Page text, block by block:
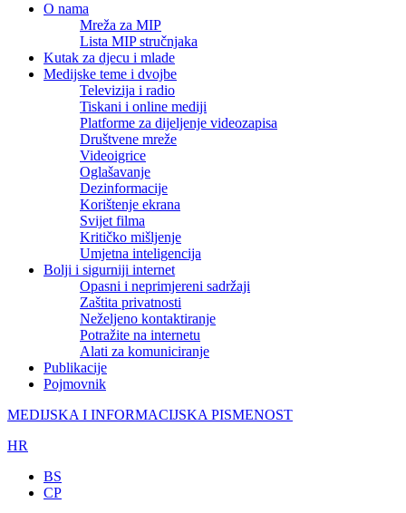
O nama
Mreža za MIP
Lista MIP stručnjaka
Kutak za djecu i mlade
Medijske teme i dvojbe
Televizija i radio
Tiskani i online mediji
Platforme za dijeljenje videozapisa
Društvene mreže
Videoigrice
Oglašavanje
Dezinformacije
Korištenje ekrana
Svijet filma
Kritičko mišljenje
Umjetna inteligencija
Bolji i sigurniji internet
Opasni i neprimjereni sadržaji
Zaštita privatnosti
Neželjeno kontaktiranje
Potražite na internetu
Alati za komuniciranje
Publikacije
Pojmovnik
MEDIJSKA I INFORMACIJSKA PISMENOST
HR
BS
CP